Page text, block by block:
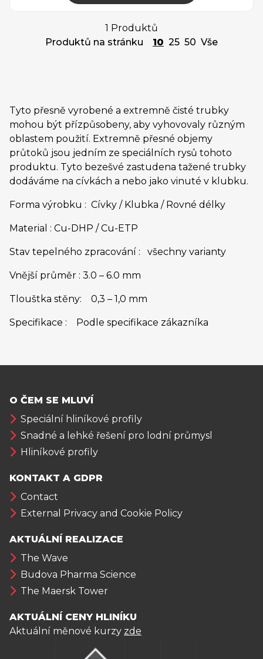
1 Produktů
Produktů na stránku
10 25 50 Vše
Tyto přesně vyrobené a extremně čisté trubky
mohou být přízpůsobeny, aby vyhovovaly různým
oblastem použití. Extremně přesné objemy
průtoků jsou jedním ze speciálních rysů tohoto
produktu. Tyto bezešvé zastudena tažené trubky
dodáváme na cívkách a nebo jako vinuté v klubku.
Forma výrobku : Cívky / Klubka / Rovné délky
Material : Cu-DHP / Cu-ETP
Stav tepelného zpracování : všechny varianty
Vnější průměr : 3.0 – 6.0 mm
Tlouštka stěny: 0,3 – 1,0 mm
Specifikace : Podle specifikace zákazníka
O ČEM SE MLUVÍ
Speciální hliníkové profily
Snadné a lehké řešení pro lodní průmysl
Hliníkové profily
KONTAKT A GDPR
Contact
External Privacy and Cookie Policy
AKTUÁLNÍ REALIZACE
The Wave
Budova Pharma Science
The Maersk Tower
AKTUÁLNÍ CENY HLINÍKU
Aktuální měnové kurzy zde